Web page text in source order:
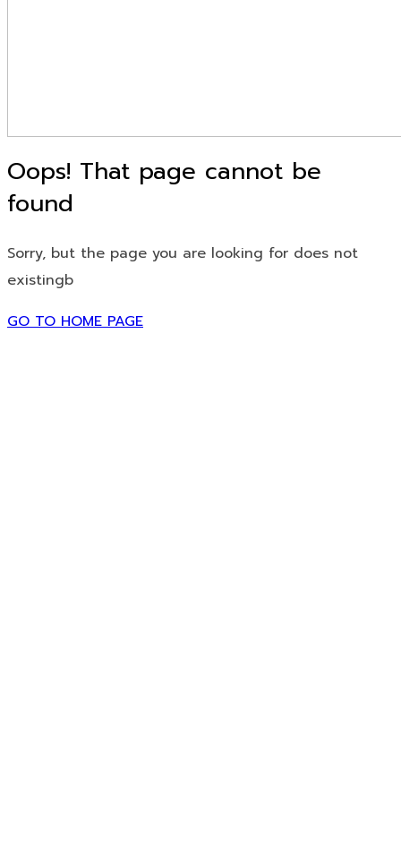
Oops! That page cannot be
found
Sorry, but the page you are looking for does not
existingb
GO TO HOME PAGE